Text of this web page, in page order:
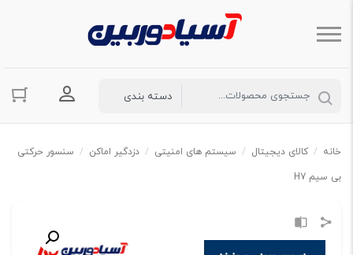
ورود به
خانه / کالای دیجیتال / سیستم های امنیتی / دزدگیر اماکن / سنسور حرکتی
بی سیم H7